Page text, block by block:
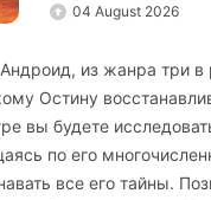
04 August 2026
из жанра три в
Остину
вы будете
по его
все его тайны.